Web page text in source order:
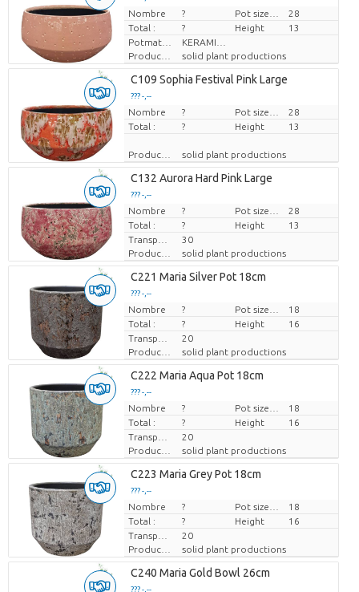
Prix par pièce
Nombre ?
28
Total :
? Height
13
Potmateriaal
Producteur
solid plant productions
C109 Sophia Festival Pink Large
??? -,--
Prix par pièce
Nombre ?
28
Total :
? Height 13
Producteur solid plant productions
C132 Aurora Hard Pink Large
??? -,--
Prix par pièce
Nombre ?
28
Total :
? Height
13
30
Producteur
solid plant productions
C221 Maria Silver Pot 18cm
??? -,--
Prix par pièce
Nombre ?
18
Total :
? Height
16
20
Producteur
solid plant productions
C222 Maria Aqua Pot 18cm
??? -,--
Prix par pièce
Nombre ?
18
Total :
? Height
16
20
Producteur
solid plant productions
C223 Maria Grey Pot 18cm
??? -,--
Prix par pièce
Nombre ?
18
Total :
? Height
16
20
Producteur
solid plant productions
C240 Maria Gold Bowl 26cm
??? -,--